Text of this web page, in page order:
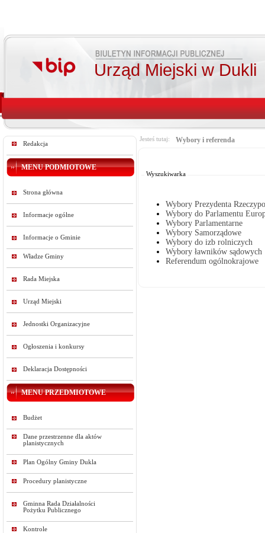
Urząd Miejski w Dukli
Redakcja
MENU PODMIOTOWE
Strona główna
Informacje ogólne
Informacje o Gminie
Władze Gminy
Rada Miejska
Urząd Miejski
Jednostki Organizacyjne
Ogłoszenia i konkursy
Deklaracja Dostępności
MENU PRZEDMIOTOWE
Budżet
Dane przestrzenne dla aktów
planistycznych
Plan Ogólny Gminy Dukla
Procedury planistyczne
Gminna Rada Działalności
Pożytku Publicznego
Kontrole
Jesteś tutaj: Wybory i referenda
Wyszukiwarka
Wybory Prezydenta
Wybory do Parlamentu
Wybory Parlamentarne
Wybory Samorządowe
Wybory do izb rolniczych
Wybory ławników sądowych
Referendum ogólnokrajowe